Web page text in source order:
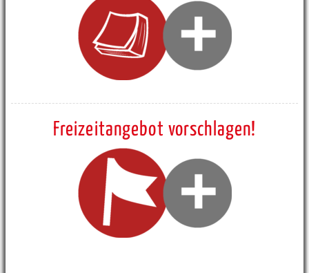
Freizeitangebot vorschlagen!